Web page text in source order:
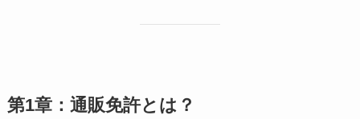
第1章：通販免許とは？